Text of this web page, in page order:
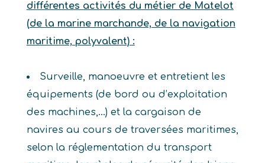
différentes activités du métier de Matelot
(de la marine marchande, de la navigation
maritime, polyvalent) :
Surveille, manoeuvre et entretient les
équipements (de bord ou d’exploitation
des machines,…) et la cargaison de
navires au cours de traversées maritimes,
selon la réglementation du transport